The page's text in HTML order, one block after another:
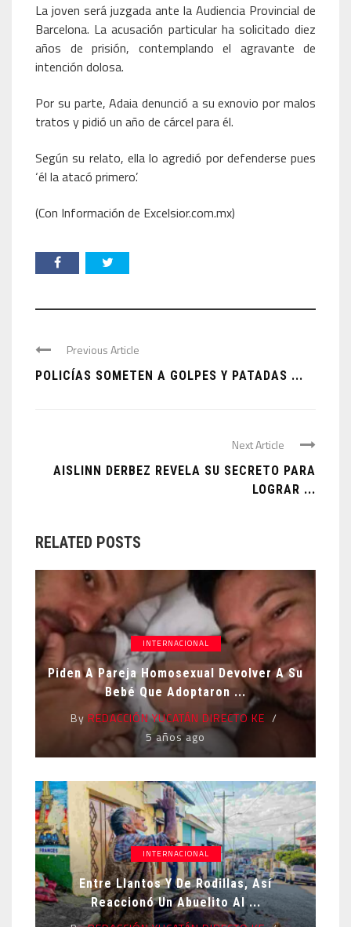
La joven será juzgada ante la Audiencia Provincial de
Barcelona. La acusación particular ha solicitado diez
años de prisión, contemplando el agravante de
intención dolosa.
Por su parte, Adaia denunció a su exnovio por malos
tratos y pidió un año de cárcel para él.
Según su relato, ella lo agredió por defenderse pues
‘él la atacó primero’.
(Con Información de Excelsior.com.mx)
Previous Article
POLICÍAS SOMETEN A GOLPES Y PATADAS ...
Next Article
AISLINN DERBEZ REVELA SU SECRETO PARA
LOGRAR ...
RELATED POSTS
INTERNACIONAL
Piden A Pareja Homosexual Devolver A Su
Bebé Que Adoptaron ...
By REDACCIÓN YUCATÁN DIRECTO KE
5 años ago
INTERNACIONAL
Entre Llantos Y De Rodillas, Así
Reaccionó Un Abuelito Al ...